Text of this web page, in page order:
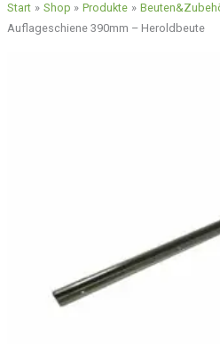
Start Shop Produkte
Auflageschiene 390mm – Heroldbeute